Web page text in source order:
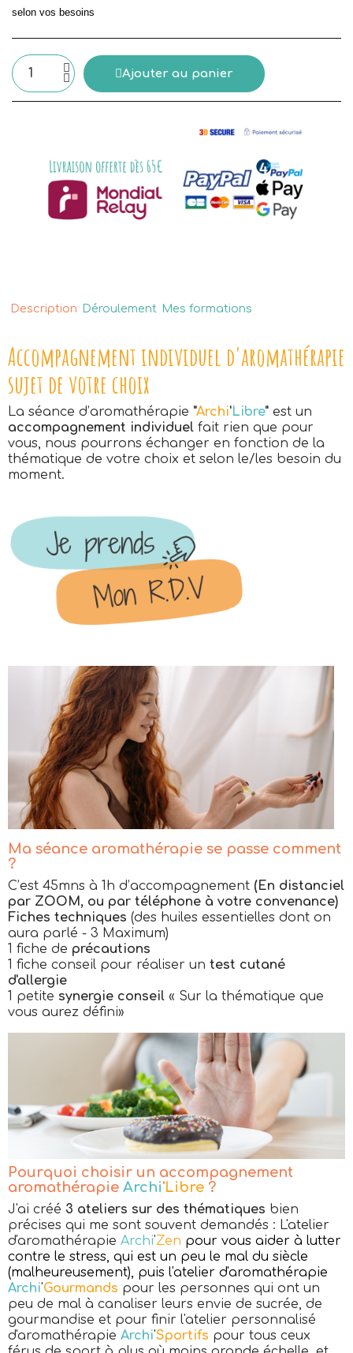
selon vos besoins
Ajouter au panier
Description Déroulement Mes formations
Accompagnement individuel d'aromathérapie
sujet de votre choix
La séance d’aromathérapie "Archi'Libre" est un
accompagnement individuel fait rien que pour
vous, nous pourrons échanger en fonction de la
thématique de votre choix et selon le/les besoin du
moment.
Ma séance aromathérapie se passe comment
?
C’est 45mns à 1h d’accompagnement (En distanciel
par ZOOM, ou par téléphone à votre convenance)
Fiches techniques (des huiles essentielles dont on
aura parlé - 3 Maximum)
1 fiche de précautions
1 fiche conseil pour réaliser un test cutané
d'allergie
1 petite synergie conseil « Sur la thématique que
vous aurez défini»
Pourquoi choisir un accompagnement
aromathérapie Archi'Libre ?
J'ai créé 3 ateliers sur des thématiques bien
précises qui me sont souvent demandés : L'atelier
d'aromathérapie Archi'Zen pour vous aider à lutter
contre le stress, qui est un peu le mal du siècle
(malheureusement), puis l'atelier d'aromathérapie
Archi'Gourmands pour les personnes qui ont un
peu de mal à canaliser leurs envie de sucrée, de
gourmandise et pour finir l'atelier personnalisé
d'aromathérapie Archi'Sportifs pour tous ceux